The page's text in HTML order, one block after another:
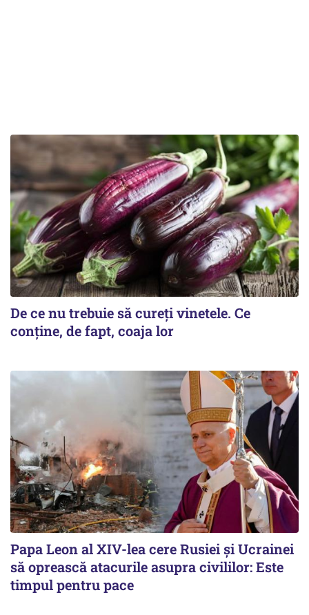
De ce nu trebuie să cureți vinetele. Ce
conține, de fapt, coaja lor
Papa Leon al XIV-lea cere Rusiei și Ucrainei
să oprească atacurile asupra civililor: Este
timpul pentru pace